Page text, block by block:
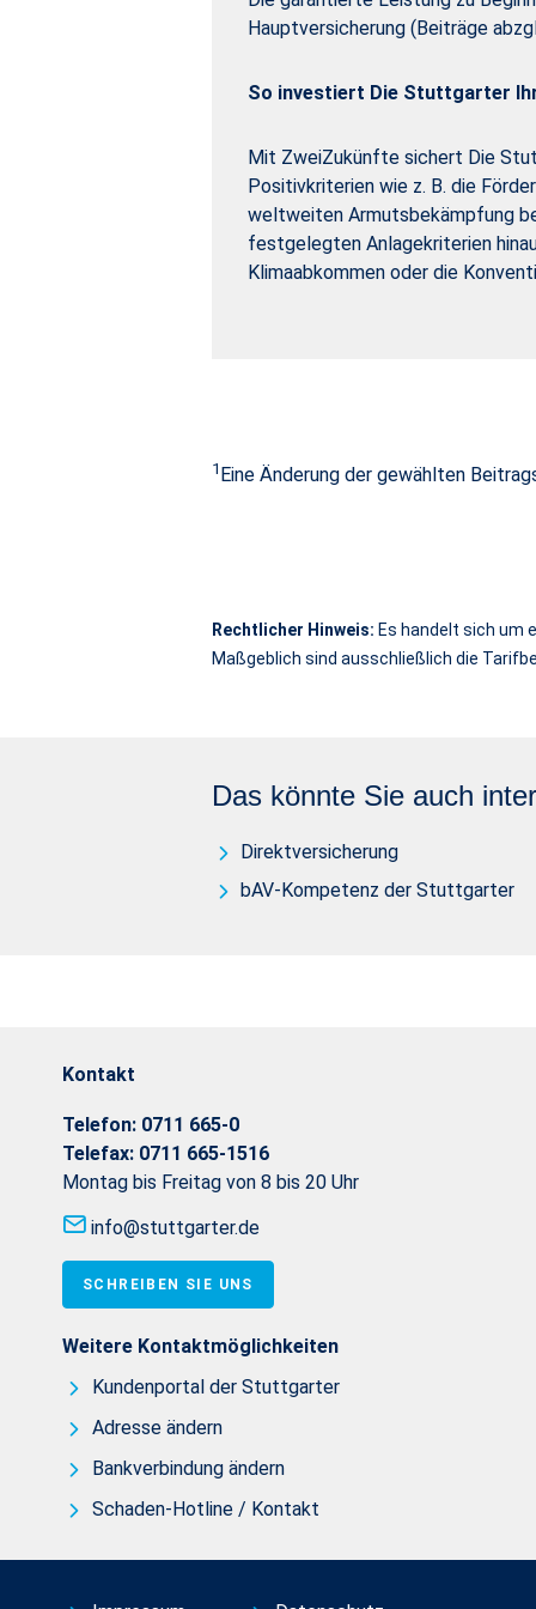
Hauptversicherung (Beiträge
So investiert Die Stuttgarter
Mit ZweiZukünfte sichert Die
Positivkriterien wie z. B. die
weltweiten Armutsbekämpfung
festgelegten Anlagekriterien
Klimaabkommen oder die
1 Eine Änderung der gewählten
Rechtlicher Hinweis: Es handelt sich um
Maßgeblich sind ausschließlich die
Das könnte Sie auch
Direktversicherung
bAV-Kompetenz der Stuttgarter
Kontakt
Telefon: 0711 665-0
Telefax: 0711 665-1516
Montag bis Freitag von 8 bis 20 Uhr
info@stuttgarter.de
SCHREIBEN SIE UNS
Weitere Kontaktmöglichkeiten
Kundenportal der Stuttgarter
Adresse ändern
Bankverbindung ändern
Schaden-Hotline / Kontakt